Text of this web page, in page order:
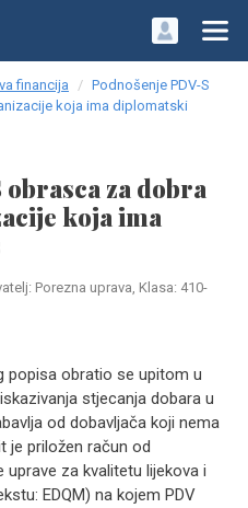
financija
Podnošenje PDV-S
koja ima diplomatski
obrasca za dobra
koja ima
Porezna uprava, Klasa: 410-
popisa obratio se upitom u
stjecanja dobara u
od dobavljača koji nema
je priložen račun od
za kvalitetu lijekova i
EDQM) na kojem PDV